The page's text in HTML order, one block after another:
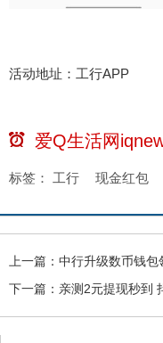
活动地址：工行APP
爱Q生活网
标签： 工行 现金红包
上一篇： 中行升级数币钱包
下一篇： 亲测2元提现秒到